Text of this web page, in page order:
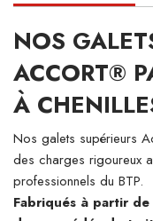
NOS
ACCORT®
À
Nos galets supérieurs
des charges rigoureux
professionnels du BTP.
Fabriqués à partir